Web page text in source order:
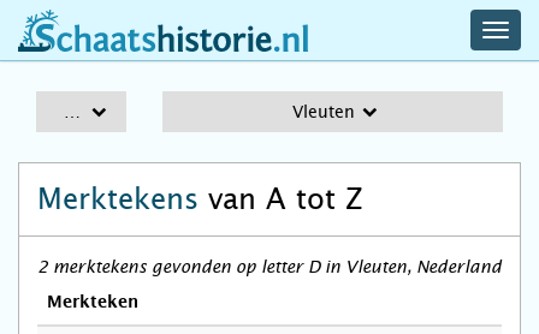
schaatshistorie.nl
Vleuten
Merktekens van A tot Z
2 merktekens gevonden op letter D in Vleuten, Nederland
Merkteken